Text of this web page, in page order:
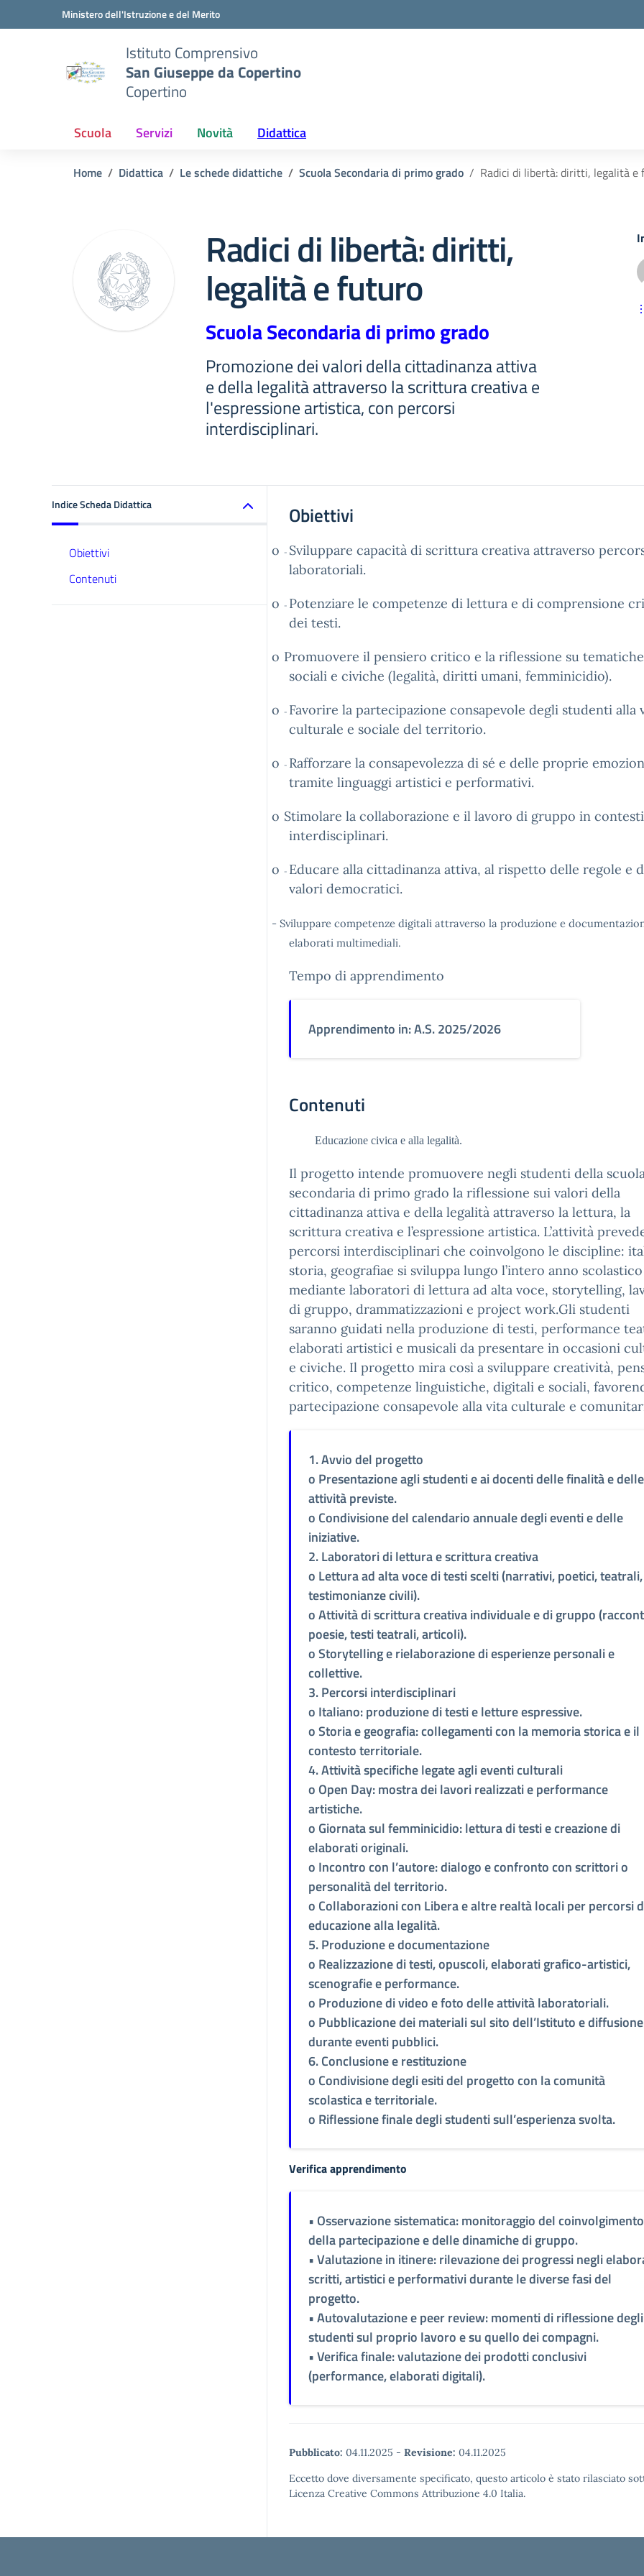
Vai ai contenuti
Vai al menu di navigazioneMinistero dell'Istruzione e del Merito
Istituto Comprensivo
San Giuseppe da Copertino
Copertino
Scuola Servizi Novità Didattica
Home Didattica Le schede didattiche Scuola Secondaria di primo grado Radici di libertà: diritti, legalità e
Radici di libertà: diritti,
legalità e futuro
Scuola Secondaria di primo grado
Promozione dei valori della cittadinanza attiva
e della legalità attraverso la scrittura creativa e
l'espressione artistica, con percorsi
interdisciplinari.
Indice Scheda Didattica
Obiettivi
Contenuti
Obiettivi
o - Sviluppare capacità di scrittura creativa attraverso
laboratoriali.
o - Potenziare le competenze di lettura e di comprensione
dei testi.
o Promuovere il pensiero critico e la riflessione su tematiche
sociali e civiche (legalità, diritti umani, femminicidio).
o - Favorire la partecipazione consapevole degli studenti alla
culturale e sociale del territorio.
o - Rafforzare la consapevolezza di sé e delle proprie
tramite linguaggi artistici e performativi.
o Stimolare la collaborazione e il lavoro di gruppo in contesti
interdisciplinari.
o - Educare alla cittadinanza attiva, al rispetto delle regole e
valori democratici.
- Sviluppare competenze digitali attraverso la produzione e
elaborati multimediali.
Tempo di apprendimento
Apprendimento in: A.S. 2025/2026
Contenuti
Educazione civica e alla legalità.
Il progetto intende promuovere negli studenti della
secondaria di primo grado la riflessione sui valori della
cittadinanza attiva e della legalità attraverso la lettura, la
scrittura creativa e l’espressione artistica. L’attività
percorsi interdisciplinari che coinvolgono le discipline:
storia, geografiae si sviluppa lungo l’intero anno scolastico
mediante laboratori di lettura ad alta voce, storytelling,
di gruppo, drammatizzazioni e project work.Gli studenti
saranno guidati nella produzione di testi, performance
elaborati artistici e musicali da presentare in occasioni
e civiche. Il progetto mira così a sviluppare creatività,
critico, competenze linguistiche, digitali e sociali,
partecipazione consapevole alla vita culturale e
1. Avvio del progetto
o Presentazione agli studenti e ai docenti delle finalità e delle
attività previste.
o Condivisione del calendario annuale degli eventi e delle
iniziative.
2. Laboratori di lettura e scrittura creativa
o Lettura ad alta voce di testi scelti (narrativi, poetici, teatrali,
testimonianze civili).
o Attività di scrittura creativa individuale e di gruppo
poesie, testi teatrali, articoli).
o Storytelling e rielaborazione di esperienze personali e
collettive.
3. Percorsi interdisciplinari
o Italiano: produzione di testi e letture espressive.
o Storia e geografia: collegamenti con la memoria storica e il
contesto territoriale.
4. Attività specifiche legate agli eventi culturali
o Open Day: mostra dei lavori realizzati e performance
artistiche.
o Giornata sul femminicidio: lettura di testi e creazione di
elaborati originali.
o Incontro con l’autore: dialogo e confronto con scrittori o
personalità del territorio.
o Collaborazioni con Libera e altre realtà locali per percorsi
educazione alla legalità.
5. Produzione e documentazione
o Realizzazione di testi, opuscoli, elaborati grafico-artistici,
scenografie e performance.
o Produzione di video e foto delle attività laboratoriali.
o Pubblicazione dei materiali sul sito dell’Istituto e diffusione
durante eventi pubblici.
6. Conclusione e restituzione
o Condivisione degli esiti del progetto con la comunità
scolastica e territoriale.
o Riflessione finale degli studenti sull’esperienza svolta.
Verifica apprendimento
• Osservazione sistematica: monitoraggio del
della partecipazione e delle dinamiche di gruppo.
• Valutazione in itinere: rilevazione dei progressi negli
scritti, artistici e performativi durante le diverse fasi del
progetto.
• Autovalutazione e peer review: momenti di riflessione degli
studenti sul proprio lavoro e su quello dei compagni.
• Verifica finale: valutazione dei prodotti conclusivi
(performance, elaborati digitali).
Pubblicato: 04.11.2025 - Revisione: 04.11.2025
Eccetto dove diversamente specificato, questo articolo è stato rilasciato
Licenza Creative Commons Attribuzione 4.0 Italia.